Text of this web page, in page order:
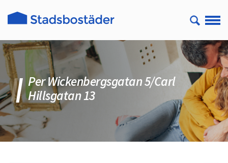
Per Wickenbergsgatan 5/Carl
Hillsgatan 13